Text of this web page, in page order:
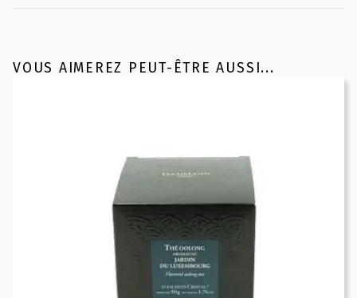
VOUS AIMEREZ PEUT-ÊTRE AUSSI...